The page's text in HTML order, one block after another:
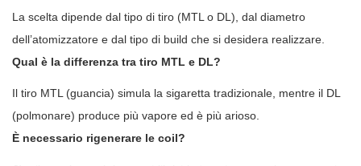
La scelta dipende dal tipo di tiro (MTL o DL), dal diametro
dell’atomizzatore e dal tipo di build che si desidera realizzare.
Qual è la differenza tra tiro MTL e DL?
Il tiro MTL (guancia) simula la sigaretta tradizionale, mentre il DL
(polmonare) produce più vapore ed è più arioso.
È necessario rigenerare le coil?